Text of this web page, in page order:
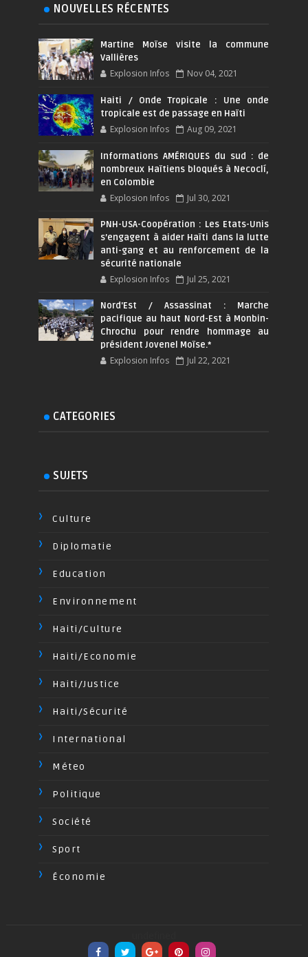
NOUVELLES RÉCENTES
Martine Moïse visite la commune
Vallières
Explosion Infos Nov 04, 2021
Haiti / Onde Tropicale : Une onde
tropicale est de passage en Haïti
Explosion Infos Aug 09, 2021
Informations AMÉRIQUES du sud : de
nombreux Haïtiens bloqués à Necoclí,
en Colombie
Explosion Infos Jul 30, 2021
PNH-USA-Coopération : Les Etats-Unis
s’engagent à aider Haïti dans la lutte
anti-gang et au renforcement de la
sécurité nationale
Explosion Infos Jul 25, 2021
Nord'Est / Assassinat : Marche
pacifique au haut Nord-Est à Monbin-
Chrochu pour rendre hommage au
président Jovenel Moïse.*
Explosion Infos Jul 22, 2021
CATEGORIES
SUJETS
Culture
Diplomatie
Education
Environnement
Haiti/Culture
Haiti/Economie
Haiti/Justice
Haiti/Sécurité
International
Méteo
Politique
Société
Sport
Économie